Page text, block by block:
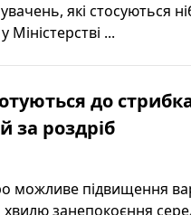
які стосуються
Міністерстві ...
до
за роздріб
можливе підвищення
занепокоєння серед